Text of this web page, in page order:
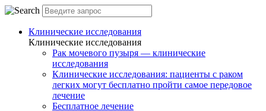
Клинические исследования
Клинические исследования
Рак мочевого пузыря — клинические
исследования
Клинические исследования: пациенты с раком
легких могут бесплатно пройти самое передовое
лечение
Бесплатное лечение